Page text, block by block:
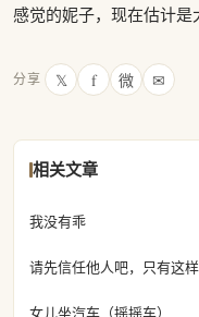
感觉的妮子，现在估计是
分享 𝕏 f 微 ✉
相关文章
我没有乖
请先信任他人吧，只有这
女儿坐汽车（摇摇车）